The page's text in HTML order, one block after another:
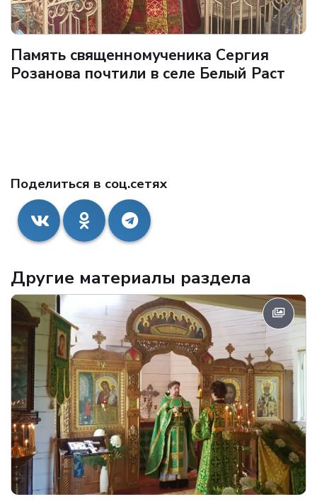
Память священномученика Сергия
Розанова почтили в селе Белый Раст
Поделиться в соц.сетях
Другие материалы раздела